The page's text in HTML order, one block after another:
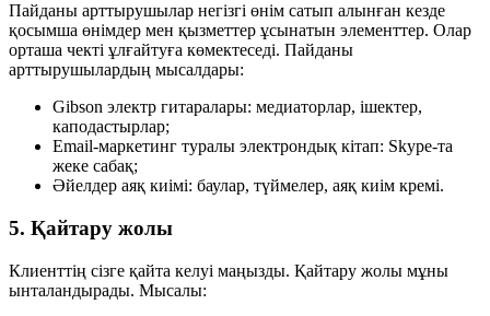
Пайданы арттырушылар негізгі өнім сатып алынған кезде
қосымша өнімдер мен қызметтер ұсынатын элементтер. Олар
орташа чекті ұлғайтуға көмектеседі. Пайданы
арттырушылардың мысалдары:
Gibson электр гитаралары: медиаторлар, ішектер,
каподастырлар;
Email-маркетинг туралы электрондық кітап: Skype-та
жеке сабақ;
Әйелдер аяқ киімі: баулар, түймелер, аяқ киім кремі.
5. Қайтару жолы
Клиенттің сізге қайта келуі маңызды. Қайтару жолы мұны
ынталандырады. Мысалы: